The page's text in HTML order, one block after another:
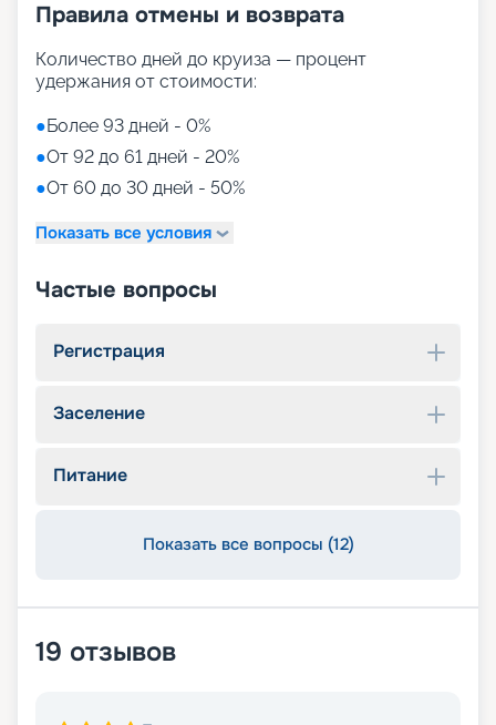
Правила отмены и возврата
Количество дней до круиза — процент
удержания от стоимости:
●Более 93 дней - 0%
●От 92 до 61 дней - 20%
●От 60 до 30 дней - 50%
Показать все условия
Частые вопросы
Регистрация
Заселение
Питание
Показать все вопросы (12)
19 отзывов